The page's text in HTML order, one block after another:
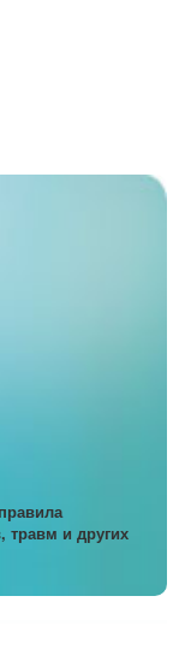
травм и других